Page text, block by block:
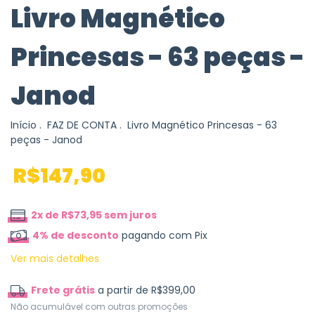
Livro Magnético
Princesas - 63 peças -
Janod
Início . FAZ DE CONTA . Livro Magnético Princesas - 63
peças - Janod
R$147,90
2x de R$73,95sem juros
4% de desconto pagando com Pix
Ver mais detalhes
Frete grátis a partir de R$399,00
Não acumulável com outras promoções